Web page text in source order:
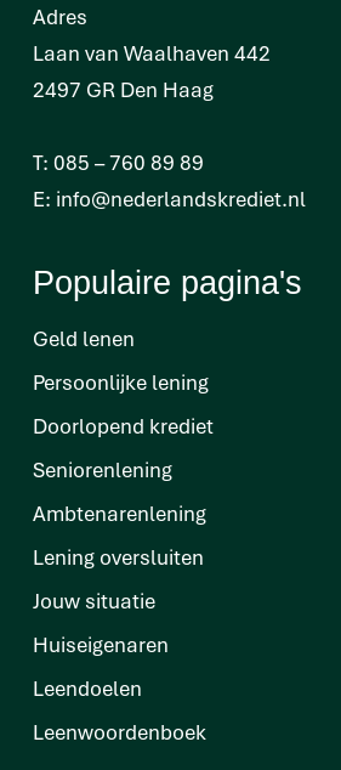
Adres
Laan van Waalhaven 442
2497 GR Den Haag
T: 085 – 760 89 89
E: info@nederlandskrediet.nl
Populaire pagina's
Geld lenen
Persoonlijke lening
Doorlopend krediet
Seniorenlening
Ambtenarenlening
Lening oversluiten
Jouw situatie
Huiseigenaren
Leendoelen
Leenwoordenboek